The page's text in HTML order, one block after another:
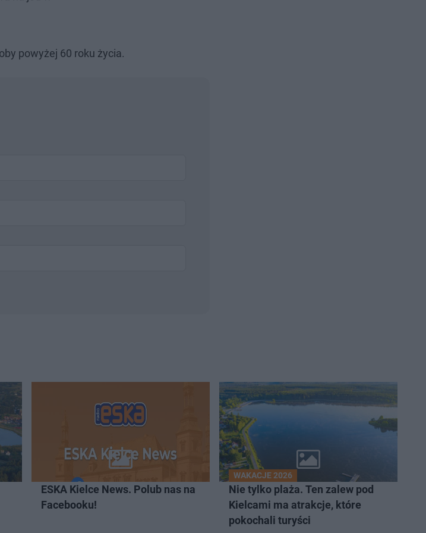
powyżej 60 roku życia.
ESKA Kielce News. Polub nas na
Facebooku!
WAKACJE 2026
Nie tylko plaża. Ten zalew pod
Kielcami ma atrakcje, które
pokochali turyści